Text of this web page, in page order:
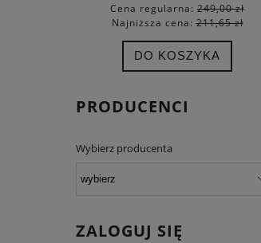
Cena regularna: 249,00 zł
Najniższa cena:211,65 zł
DO KOSZYKA
PRODUCENCI
Wybierz producenta
ZALOGUJ SIĘ